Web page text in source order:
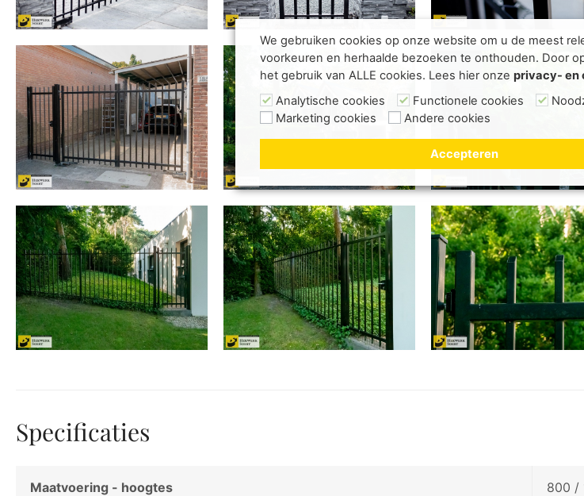
Specificaties
Maatvoering - hoogtes
800 /
We gebruiken cookies op onze website om u de meest
voorkeuren en herhaalde bezoeken te onthouden. Door
het gebruik van ALLE cookies. Lees hier onze privacy- en
Analytische cookies
Functionele cookies
Marketing cookies
Andere cookies
Accepteren